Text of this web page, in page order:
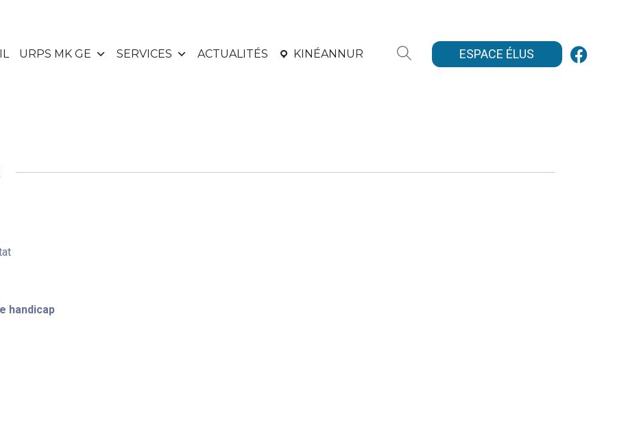
URPS MK GE SERVICES ACTUALITÉS KINÉANNUR ESPACE ÉLUS
handicap